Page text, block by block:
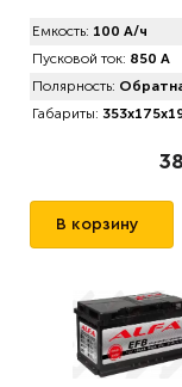
Емкость: 100 А/ч
Пусковой ток: 850 А
Полярность:
Габариты:
В корзину